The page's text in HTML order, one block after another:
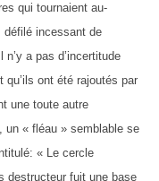
qui tournaient au-
défilé incessant de
a pas d’incertitude
ont été rajoutés par
une toute autre
un « fléau » semblable se
« Le cercle
destructeur fuit une base